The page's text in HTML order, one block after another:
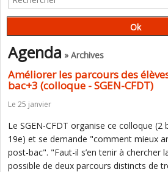
Agenda » Archives
Améliorer les parcours des
bac+3 (colloque - SGEN-CFDT)
Le 25 janvier
Le SGEN-CFDT organise ce colloque (2
19e) et se demande "comment mieux
post-bac". "Faut-il s’en tenir à chercher
possible de deux parcours distincts de